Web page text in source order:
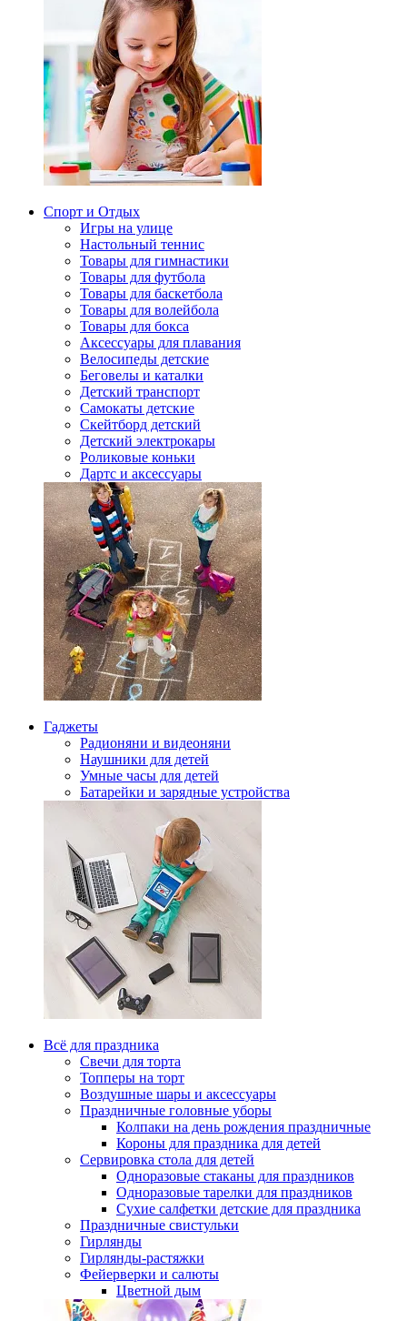
Спорт и Отдых
Игры на улице
Настольный теннис
Товары для гимнастики
Товары для футбола
Товары для баскетбола
Товары для волейбола
Товары для бокса
Аксессуары для плавания
Велосипеды детские
Беговелы и каталки
Детский транспорт
Самокаты детские
Скейтборд детский
Детский электрокары
Роликовые коньки
Дартс и аксессуары
Гаджеты
Радионяни и видеоняни
Наушники для детей
Умные часы для детей
Батарейки и зарядные устройства
Всё для праздника
Свечи для торта
Топперы на торт
Воздушные шары и аксессуары
Праздничные головные уборы
Колпаки на день рождения праздничные
Короны для праздника для детей
Сервировка стола для детей
Одноразовые стаканы для праздников
Одноразовые тарелки для праздников
Сухие салфетки детские для праздника
Праздничные свистульки
Гирлянды
Гирлянды-растяжки
Фейерверки и салюты
Цветной дым